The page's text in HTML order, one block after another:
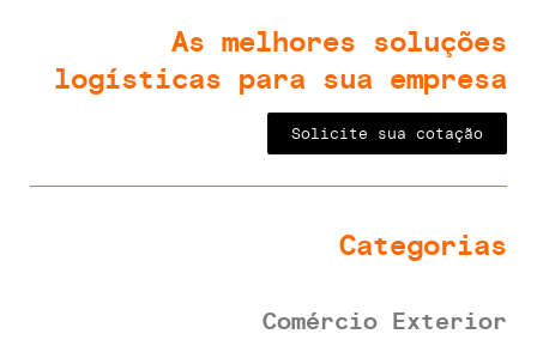
As melhores soluções
logísticas para sua empresa
Solicite sua cotação
Categorias
Comércio Exterior